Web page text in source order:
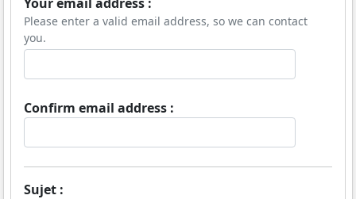
Please enter a valid email address, so we can contact
you.
Confirm email address :
Sujet :